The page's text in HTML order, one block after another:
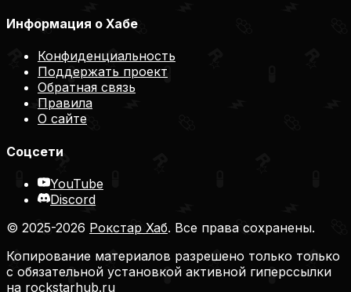
Информация о Хабе
Конфиденциальность
Поддержать проект
Обратная связь
Правила
О сайте
Соцсети
YouTube
Discord
© 2025-2026 Рокстар Хаб. Все права сохранены.
Копирование материалов разрешено только только
с обязательной установкой активной гиперссылки
на rockstarhub.ru